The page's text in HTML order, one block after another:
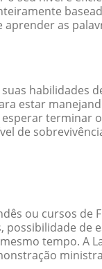
as
habilidades
estar
terminar
de
ou cursos de
possibilidade de
tempo. A